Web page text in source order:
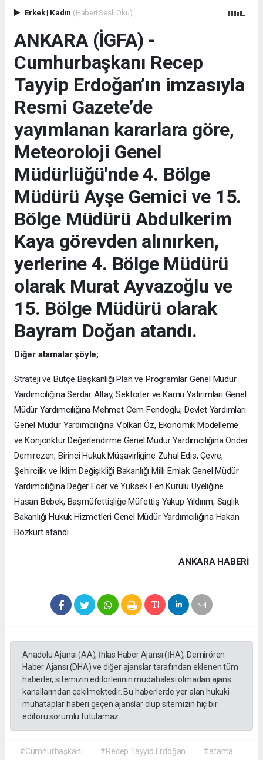
Erkek| Kadın (Haberi Sesli Oku)
ANKARA (İGFA) -
Cumhurbaşkanı Recep
Tayyip Erdoğan’ın imzasıyla
Resmi Gazete’de
yayımlanan kararlara göre,
Meteoroloji Genel
Müdürlüğü'nde 4. Bölge
Müdürü Ayşe Gemici ve 15.
Bölge Müdürü Abdulkerim
Kaya görevden alınırken,
yerlerine 4. Bölge Müdürü
olarak Murat Ayvazoğlu ve
15. Bölge Müdürü olarak
Bayram Doğan atandı.
Diğer atamalar şöyle;
Strateji ve Bütçe Başkanlığı Plan ve Programlar Genel Müdür
Yardımcılığına Serdar Altay, Sektörler ve Kamu Yatırımları Genel
Müdür Yardımcılığına Mehmet Cem Fendoğlu, Devlet Yardımları
Genel Müdür Yardımcılığına Volkan Öz, Ekonomik Modelleme
ve Konjonktür Değerlendirme Genel Müdür Yardımcılığına Önder
Demirezen, Birinci Hukuk Müşavirliğine Zuhal Edis, Çevre,
Şehircilik ve İklim Değişikliği Bakanlığı Milli Emlak Genel Müdür
Yardımcılığına Değer Ecer ve Yüksek Fen Kurulu Üyeliğine
Hasan Bebek, Başmüfettişliğe Müfettiş Yakup Yıldırım, Sağlık
Bakanlığı Hukuk Hizmetleri Genel Müdür Yardımcılığına Hakan
Bozkurt atandı.
ANKARA HABERİ
Anadolu Ajansı (AA), İhlas Haber Ajansı (İHA), Demirören
Haber Ajansı (DHA) ve diğer ajanslar tarafından eklenen tüm
haberler, sitemizin editörlerinin müdahalesi olmadan ajans
kanallarından çekilmektedir. Bu haberlerde yer alan hukuki
muhataplar haberi geçen ajanslar olup sitemizin hiç bir
editörü sorumlu tutulamaz...
#Cumhurbaşkanı #Recep Tayyip Erdoğan #atama